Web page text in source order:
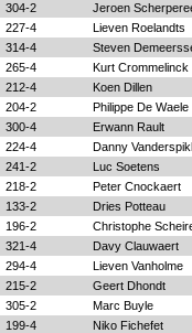
304-2
Jeroen
227-4
Lieven Roelandts
314-4
Steven
265-4
Kurt Crommelinck
212-4
Koen Dillen
204-2
Philippe De Waele
300-4
Erwann Rault
224-4
Danny
241-2
Luc Soetens
218-2
Peter Cnockaert
133-2
Dries Potteau
196-2
Christophe
321-4
Davy Clauwaert
294-4
Lieven Vanholme
215-2
Geert Dhondt
305-2
Marc Buyle
199-4
Niko Fichefet